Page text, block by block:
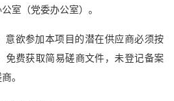
室（党委办公室）。
意欲参加本项目的潜在供应商必须按
免费获取简易磋商文件，未登记备案
。